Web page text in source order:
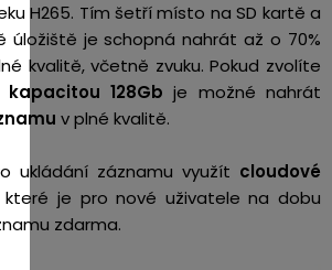
H265. Tím šetří místo na SD kartě a
úložiště je schopná nahrát až o 70%
kvalitě, včetně zvuku. Pokud zvolíte
kapacitou 128Gb je možné nahrát
v plné kvalitě.
ukládání záznamu využít cloudové
které je pro nové uživatele na dobu
zdarma.